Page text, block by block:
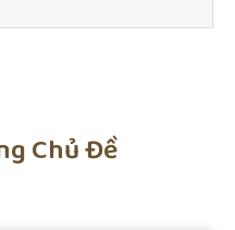
Chủ Đề